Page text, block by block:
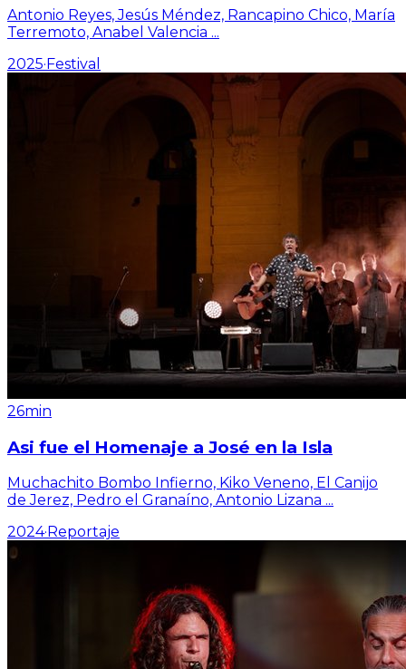
Antonio Reyes, Jesús Méndez, Rancapino Chico, María
Terremoto, Anabel Valencia ...
2025·Festival
26min
Asi fue el Homenaje a José en la Isla
Muchachito Bombo Infierno, Kiko Veneno, El Canijo
de Jerez, Pedro el Granaíno, Antonio Lizana ...
2024· Reportaje